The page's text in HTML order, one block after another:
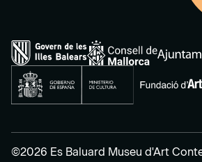
©2026 Es Baluard Museu d'Art